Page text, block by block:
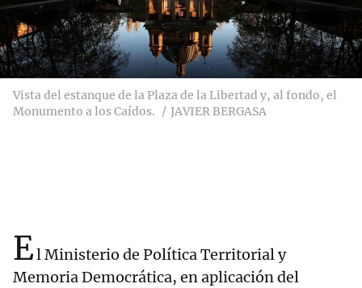
Vista del estanque de la Plaza de la Libertad y, al fondo, el
Monumento a los Caídos.
JAVIER BERGASA
El Ministerio de Política Territorial y
Memoria Democrática, en aplicación del